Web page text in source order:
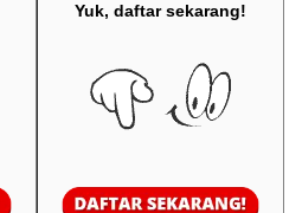
Yuk, daftar sekarang!